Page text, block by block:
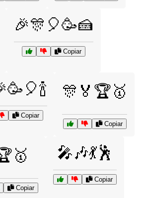
🎉🎊🎈🥳🍰
Copiar
Copiar
🎊🏅🏆🥇
Copiar
Copiar
🎤🎶💃🕺
Copiar